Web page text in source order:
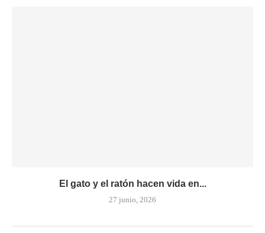
El gato y el ratón hacen vida en...
27 junio, 2026